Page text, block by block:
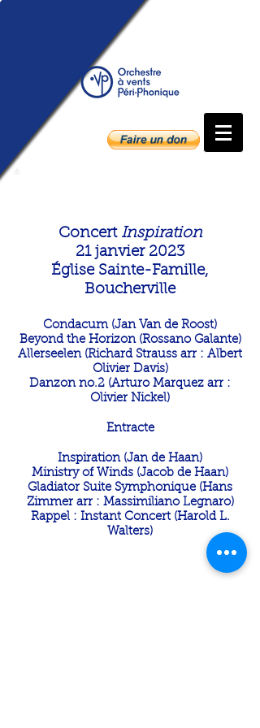
Concert Inspiration
21 janvier 2023
Église Sainte-Famille,
Boucherville
Condacum (Jan Van de Roost)
Beyond the Horizon (Rossano Galante)
Allerseelen (Richard Strauss arr : Albert
Olivier Davis)
Danzon no.2 (Arturo Marquez arr :
Olivier Nickel)
Entracte
Inspiration (Jan de Haan)
Ministry of Winds (Jacob de Haan)
Gladiator Suite Symphonique (Hans
Zimmer arr : Massimiliano Legnaro)
Rappel : Instant Concert (Harold L.
Walters)